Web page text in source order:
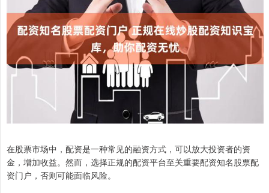
在股票市场中，配资是一种常见的融资方式，可以放大投资者的资
金，增加收益。然而，选择正规的配资平台至关重要配资知名股票配
资门户，否则可能面临风险。